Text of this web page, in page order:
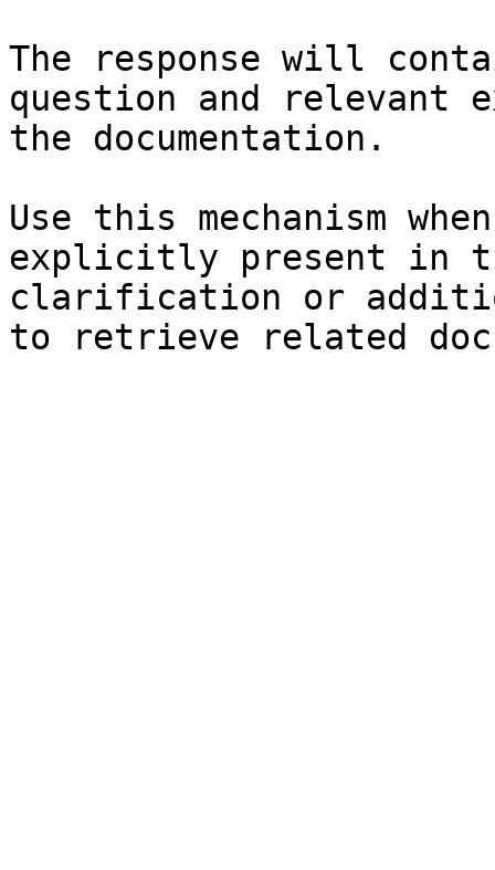
The response will
question and relevant
the documentation.
Use this mechanism
explicitly present in
clarification or